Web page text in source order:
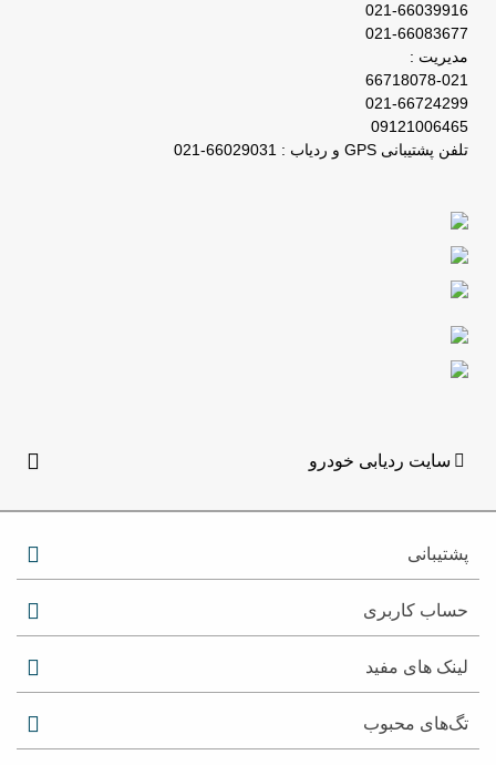
021-66039916
021-66083677
مدیریت :
66718078-021
021-66724299
09121006465
تلفن پشتیبانی GPS و ردیاب : 66029031-021
سایت ردیابی خودرو
پشتیبانی
حساب کاربری
لینک های مفید
تگ‌های محبوب